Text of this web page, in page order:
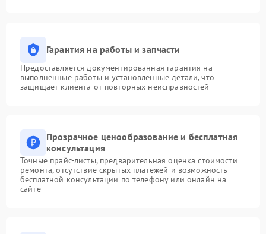
Гарантия на работы и запчасти
Предоставляется документированная гарантия на
выполненные работы и установленные детали, что
защищает клиента от повторных неисправностей
Прозрачное ценообразование и бесплатная
консультация
Точные прайс-листы, предварительная оценка стоимости
ремонта, отсутствие скрытых платежей и возможность
бесплатной консультации по телефону или онлайн на
сайте